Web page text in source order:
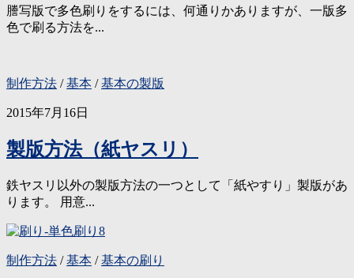
謄写版で多色刷りをするには、何通りかありますが、一版多
色で刷る方法を...
制作方法 /基本 /基本の製版
2015年7月16日
製版方法（紙ヤスリ）
鉄ヤスリ以外の製版方法の一つとして「紙やすり」製版があ
ります。 用意...
制作方法 /基本 /基本の刷り